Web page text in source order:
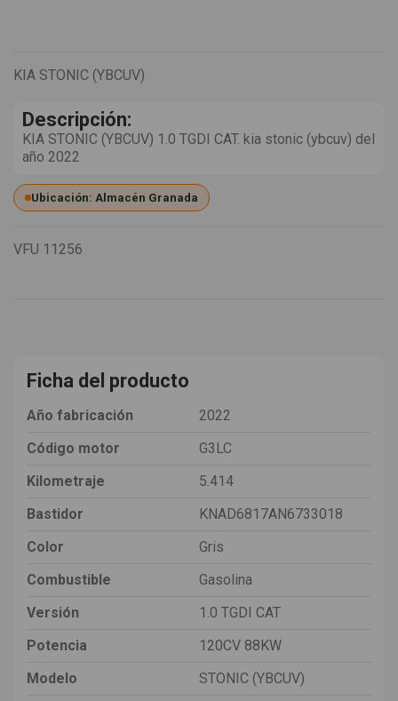
KIA STONIC (YBCUV)
Descripción:
KIA STONIC (YBCUV) 1.0 TGDI CAT. kia stonic (ybcuv) del
año 2022
Ubicación: Almacén Granada
VFU 11256
Ficha del producto
Año fabricación
2022
Código motor
G3LC
Kilometraje
5.414
Bastidor
KNAD6817AN6733018
Color
Gris
Combustible
Gasolina
Versión
1.0 TGDI CAT
Potencia
120CV 88KW
Modelo
STONIC (YBCUV)